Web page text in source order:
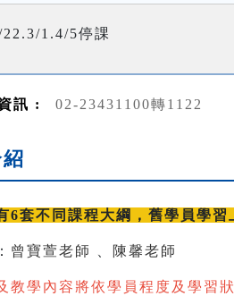
1.4/5停課
訊 : 02-23431100轉1122
6套不同課程大綱，舊學員學習
曾寶萱老師 陳馨老師
教學內容將依學員程度及學習